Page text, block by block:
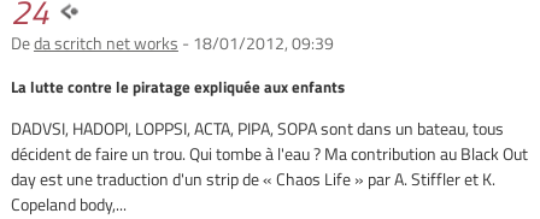
24
Deda scritch net works - 18/01/2012, 09:39
La lutte contre le piratage expliquée aux enfants
DADVSI, HADOPI, LOPPSI, ACTA, PIPA, SOPA sont dans un bateau, tous
décident de faire un trou. Qui tombe à l'eau ? Ma contribution au Black Out
day est une traduction d'un strip de « Chaos Life » par A. Stiffler et K.
Copeland body,...